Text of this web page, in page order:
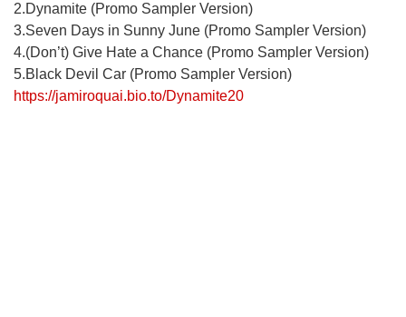
2.Dynamite (Promo Sampler Version)
3.Seven Days in Sunny June (Promo Sampler Version)
4.(Don’t) Give Hate a Chance (Promo Sampler Version)
5.Black Devil Car (Promo Sampler Version)
https://jamiroquai.bio.to/Dynamite20